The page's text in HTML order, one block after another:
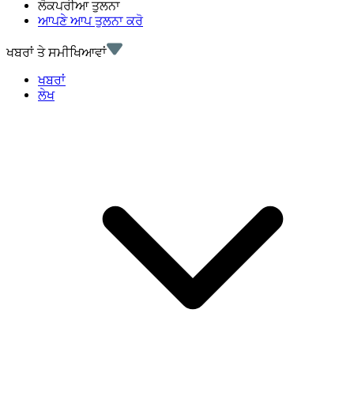
ਲੋਕਪਰੀਆ ਤੁਲਨਾ
ਆਪਣੇ ਆਪ ਤੁਲਨਾ ਕਰੋ
ਖਬਰਾਂ ਤੇ ਸਮੀਖਿਆਵਾਂ
ਖਬਰਾਂ
ਲੇਖ